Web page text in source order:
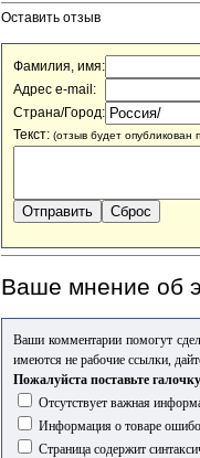
Оставить отзыв
Фамилия, имя:
Адрес e-mail:
Страна/Город:
Текст: (отзыв будет опубликован
Ваше мнение об
Ваши комментарии помогут
имеются не рабочие ссылки,
Пожалуйста поставьте
Отсутствует важная
Информация о товаре
Страница содержит